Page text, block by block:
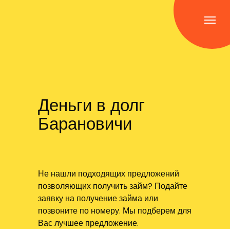
Деньги в долг
Барановичи
Не нашли подходящих предложений
позволяющих получить займ? Подайте
заявку на получение займа или
позвоните по номеру. Мы подберем для
Вас лучшее предложение.